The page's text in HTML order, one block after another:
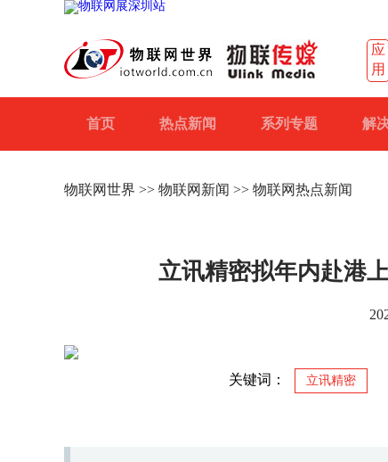
应
用
首页 热点新闻 系列专题 解
物联网世界 >> 物联网新闻 >> 物联网热点新闻
立讯精密拟年内赴港
关键词： 立讯精密